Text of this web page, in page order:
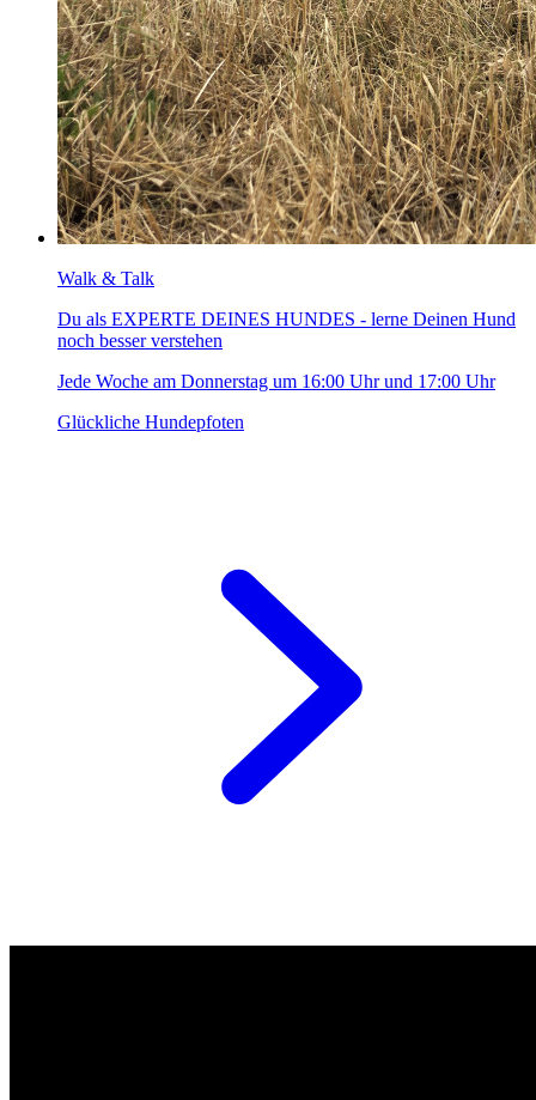
Walk & Talk
Du als EXPERTE DEINES HUNDES - lerne Deinen Hund
noch besser verstehen
Jede Woche am Donnerstag um 16:00 Uhr und 17:00 Uhr
Glückliche Hundepfoten